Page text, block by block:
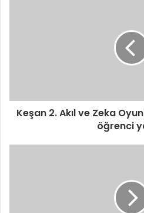
Keşan 2. Akıl ve Zeka
öğrenci